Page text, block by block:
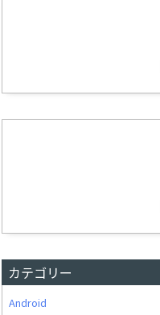
カテゴリー
Android